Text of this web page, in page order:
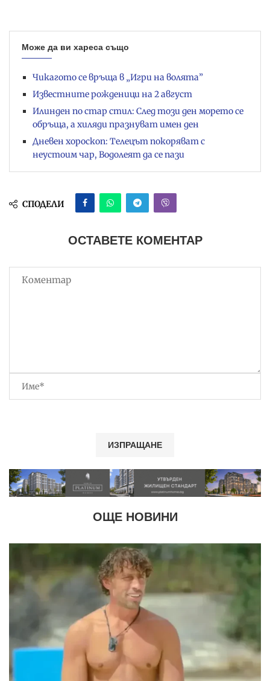
Може да ви хареса също
Чикагото се връща в „Игри на волята”
Известните рожденици на 2 август
Илинден по стар стил: След този ден морето се
обръща, а хиляди празнуват имен ден
Дневен хороскоп: Телецът покоряват с
неустоим чар, Водолеят да се пази
СПОДЕЛИ
ОСТАВЕТЕ КОМЕНТАР
ОЩЕ НОВИНИ